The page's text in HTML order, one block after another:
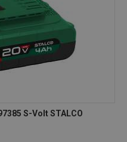
S-Volt STALCO